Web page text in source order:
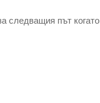
следващия път когато